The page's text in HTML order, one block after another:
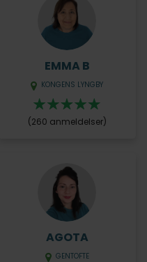
EMMA B
KONGENS LYNGBY
(260 anmeldelser)
AGOTA
GENTOFTE